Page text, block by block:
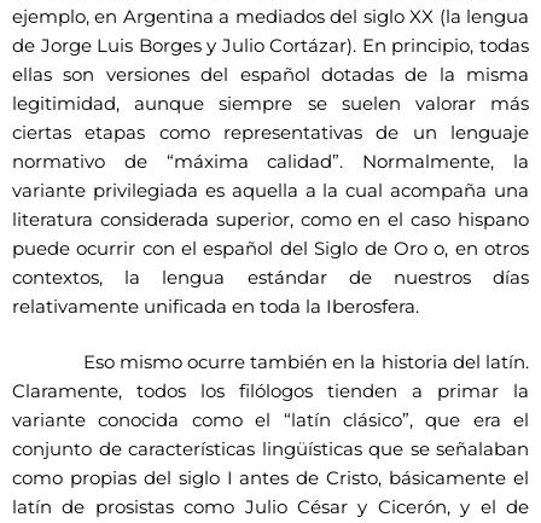
ejemplo, en Argentina a mediados del siglo XX (la lengua
de Jorge Luis Borges y Julio Cortázar). En principio, todas
ellas son versiones del español dotadas de la misma
legitimidad, aunque siempre se suelen valorar más
ciertas etapas como representativas de un lenguaje
normativo de “máxima calidad”. Normalmente, la
variante privilegiada es aquella a la cual acompaña una
literatura considerada superior, como en el caso hispano
puede ocurrir con el español del Siglo de Oro o, en otros
contextos, la lengua estándar de nuestros días
relativamente unificada en toda la Iberosfera.
Eso mismo ocurre también en la historia del latín.
Claramente, todos los filólogos tienden a primar la
variante conocida como el “latín clásico”, que era el
conjunto de características lingüísticas que se señalaban
como propias del siglo I antes de Cristo, básicamente el
latín de prosistas como Julio César y Cicerón, y el de